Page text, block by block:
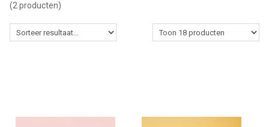
GIFT STUDIO
AGENDA'S 2026
(2 producten)